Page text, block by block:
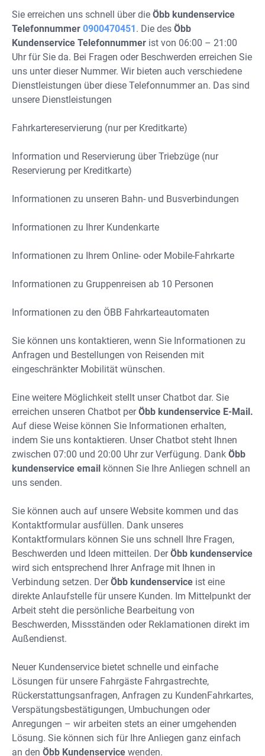
Sie erreichen uns schnell über die Öbb kundenservice
Telefonnummer 0900470451. Die des Öbb
Kundenservice Telefonnummer ist von 06:00 – 21:00
Uhr für Sie da. Bei Fragen oder Beschwerden erreichen Sie
uns unter dieser Nummer. Wir bieten auch verschiedene
Dienstleistungen über diese Telefonnummer an. Das sind
unsere Dienstleistungen
Fahrkartereservierung (nur per Kreditkarte)
Information und Reservierung über Triebzüge (nur
Reservierung per Kreditkarte)
Informationen zu unseren Bahn- und Busverbindungen
Informationen zu Ihrer Kundenkarte
Informationen zu Ihrem Online- oder Mobile-Fahrkarte
Informationen zu Gruppenreisen ab 10 Personen
Informationen zu den ÖBB Fahrkarteautomaten
Sie können uns kontaktieren, wenn Sie Informationen zu
Anfragen und Bestellungen von Reisenden mit
eingeschränkter Mobilität wünschen.
Eine weitere Möglichkeit stellt unser Chatbot dar. Sie
erreichen unseren Chatbot perÖbb kundenservice E-Mail.
Auf diese Weise können Sie Informationen erhalten,
indem Sie uns kontaktieren. Unser Chatbot steht Ihnen
zwischen 07:00 und 20:00 Uhr zur Verfügung. Dank Öbb
kundenservice email können Sie Ihre Anliegen schnell an
uns senden.
Sie können auch auf unsere Website kommen und das
Kontaktformular ausfüllen. Dank unseres
Kontaktformulars können Sie uns schnell Ihre Fragen,
Beschwerden und Ideen mitteilen. DerÖbb kundenservice
wird sich entsprechend Ihrer Anfrage mit Ihnen in
Verbindung setzen. DerÖbb kundenservice ist eine
direkte Anlaufstelle für unsere Kunden. Im Mittelpunkt der
Arbeit steht die persönliche Bearbeitung von
Beschwerden, Missständen oder Reklamationen direkt im
Außendienst.
Neuer Kundenservice bietet schnelle und einfache
Lösungen für unsere Fahrgäste Fahrgastrechte,
Rückerstattungsanfragen, Anfragen zu KundenFahrkartes,
Verspätungsbestätigungen, Umbuchungen oder
Anregungen – wir arbeiten stets an einer umgehenden
Lösung. Sie können sich für Ihre Anliegen ganz einfach
an den Öbb Kundenservice wenden.